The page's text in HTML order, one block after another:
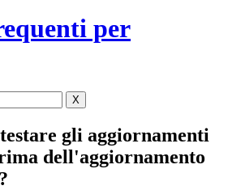
per
X
gli aggiornamenti
dell'aggiornamento